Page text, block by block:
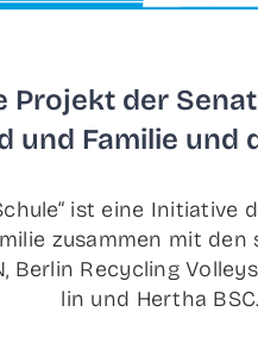
Pro­jekt der
und Fami­lie und
ist eine Initia­ti­ve
zusam­men mit
Ber­lin Recy­cling
lin und Her­tha BSC.